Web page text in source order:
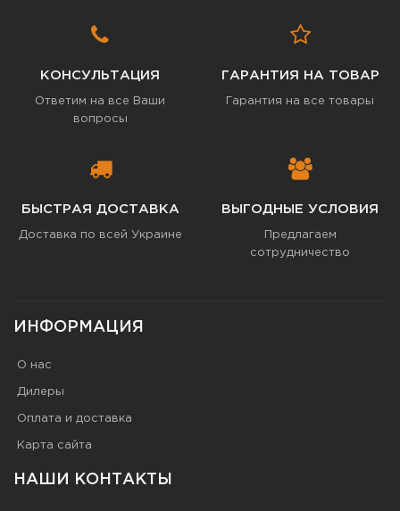
КОНСУЛЬТАЦИЯ
Ответим на все Ваши
вопросы
ГАРАНТИЯ НА ТОВАР
Гарантия на все товары
БЫСТРАЯ ДОСТАВКА
Доставка по всей Украине
ВЫГОДНЫЕ УСЛОВИЯ
Предлагаем
сотрудничество
ИНФОРМАЦИЯ
О нас
Дилеры
Оплата и доставка
Карта сайта
НАШИ КОНТАКТЫ